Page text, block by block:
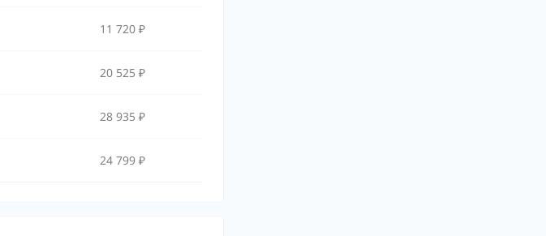
11 720 ₽
20 525 ₽
28 935 ₽
24 799 ₽